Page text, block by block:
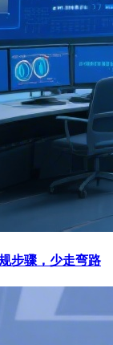
步骤，少走弯路